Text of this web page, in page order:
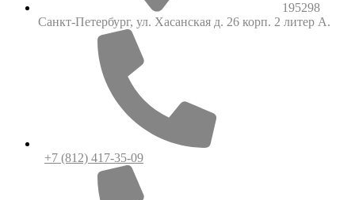
195298
Санкт-Петербург, ул. Хасанская д. 26 корп. 2 литер А.
+7 (812) 417-35-09